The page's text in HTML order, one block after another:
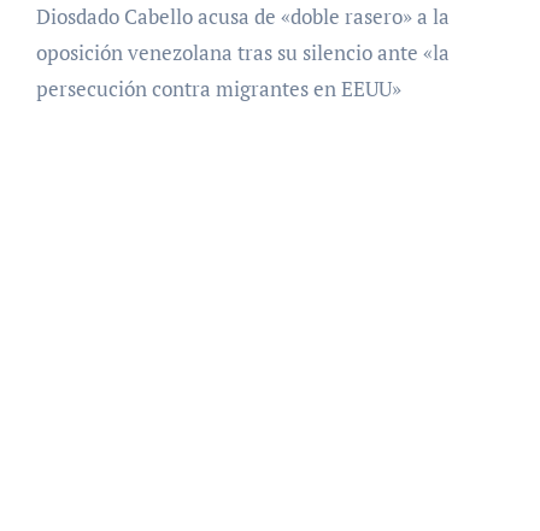
Diosdado Cabello acusa de «doble rasero» a la
oposición venezolana tras su silencio ante «la
persecución contra migrantes en EEUU»